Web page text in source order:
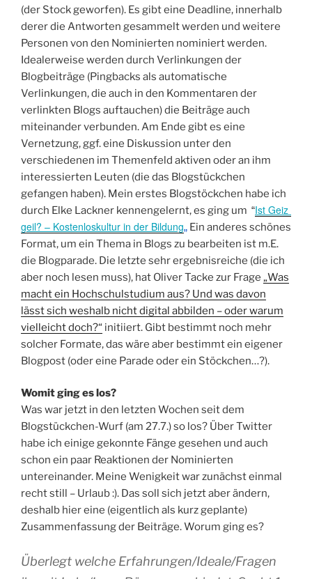
(der Stock geworfen). Es gibt eine Deadline, innerhalb
derer die Antworten gesammelt werden und weitere
Personen von den Nominierten nominiert werden.
Idealerweise werden durch Verlinkungen der
Blogbeiträge (Pingbacks als automatische
Verlinkungen, die auch in den Kommentaren der
verlinkten Blogs auftauchen) die Beiträge auch
miteinander verbunden. Am Ende gibt es eine
Vernetzung, ggf. eine Diskussion unter den
verschiedenen im Themenfeld aktiven oder an ihm
interessierten Leuten (die das Blogstückchen
gefangen haben). Mein erstes Blogstöckchen habe ich
durch Elke Lackner kennengelernt, es ging um “Ist Geiz
geil? – Kostenloskultur in der Bildung„ Ein anderes schönes
Format, um ein Thema in Blogs zu bearbeiten ist m.E.
die Blogparade. Die letzte sehr ergebnisreiche (die ich
aber noch lesen muss), hat Oliver Tacke zur Frage „Was
macht ein Hochschulstudium aus? Und was davon
lässt sich weshalb nicht digital abbilden – oder warum
vielleicht doch?“ initiiert. Gibt bestimmt noch mehr
solcher Formate, das wäre aber bestimmt ein eigener
Blogpost (oder eine Parade oder ein Stöckchen…?).
Womit ging es los?
Was war jetzt in den letzten Wochen seit dem
Blogstückchen-Wurf (am 27.7.) so los? Über Twitter
habe ich einige gekonnte Fänge gesehen und auch
schon ein paar Reaktionen der Nominierten
untereinander. Meine Wenigkeit war zunächst einmal
recht still – Urlaub :). Das soll sich jetzt aber ändern,
deshalb hier eine (eigentlich als kurz geplante)
Zusammenfassung der Beiträge. Worum ging es?
Überlegt welche Erfahrungen/Ideale/Fragen